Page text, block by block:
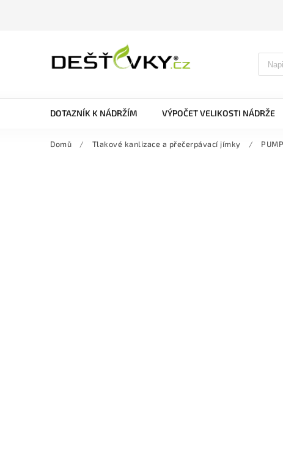
DOTAZNÍK K NÁDRŽÍM VÝPOČET VELIKOSTI NÁDRŽE
Domů / Tlakové kanlizace a přečerpávací jímky /